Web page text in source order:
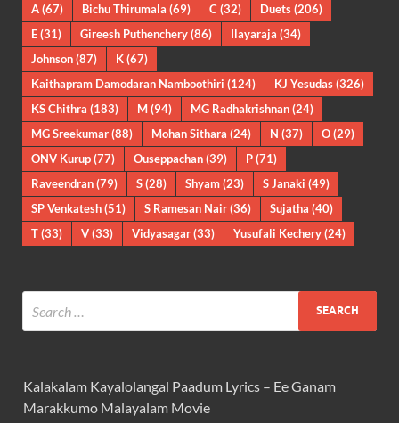
A(67) Bichu Thirumala (69) C (32) Duets(206)
E(31) Gireesh Puthenchery(86) Ilayaraja (34)
Johnson(87) K(67)
Kaithapram Damodaran Namboothiri (124) KJ Yesudas(326)
KS Chithra (183) M(94) MG Radhakrishnan(24)
MG Sreekumar(88) Mohan Sithara (24) N (37) O(29)
ONV Kurup(77) Ouseppachan(39) P(71)
Raveendran(79) S(28) Shyam(23) S Janaki (49)
SP Venkatesh(51) S Ramesan Nair(36) Sujatha (40)
T(33) V(33) Vidyasagar(33) Yusufali Kechery(24)
Kalakalam Kayalolangal Paadum Lyrics – Ee Ganam
Marakkumo Malayalam Movie